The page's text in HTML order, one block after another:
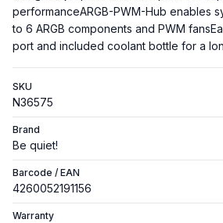
performanceARGB-PWM-Hub enables
to 6 ARGB components and PWM
port and included coolant bottle for a
SKU
N36575
Brand
Be quiet!
Barcode / EAN
4260052191156
Warranty